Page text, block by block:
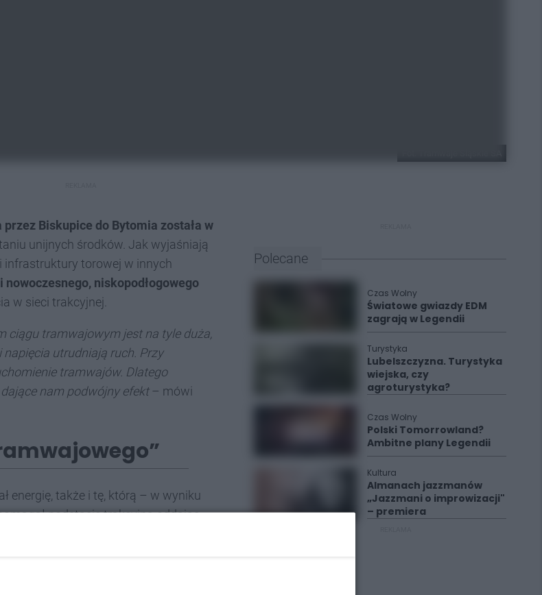
Biskupice do Bytomia została w
unijnych środków. Jak wyjaśniają
infrastruktury torowej w innych
niskopodłogowego
w sieci trakcyjnej.
ciągu tramwajowym jest na tyle duża,
napięcia utrudniają ruch. Przy
tramwajów. Dlatego
nam podwójny efekt– mówi
energię, także i tę, którą – w wyniku
podstację trakcyjną oddając
gdyż eliminujemy straty
Polecane
Czas Wolny
Światowe gwiazdy EDM
zagrają w Legendii
Turystyka
Lubelszczyzna. Turystyka
wiejska, czy
agroturystyka?
Czas Wolny
Polski Tomorrowland?
Ambitne plany Legendii
Kultura
Almanach jazzmanów
„Jazzmani o improwizacji"
– premiera